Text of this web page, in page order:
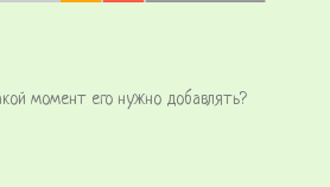
момент его нужно добавлять?